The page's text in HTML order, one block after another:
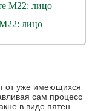
М22: лицо
М22: лицо
от уже имеющихся
сам процесс
в виде пятен